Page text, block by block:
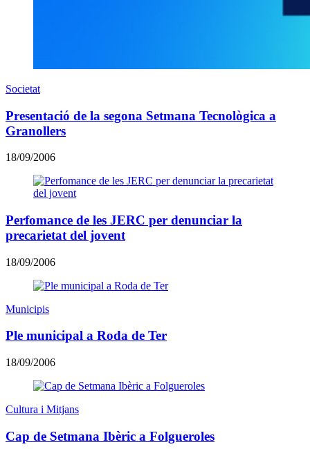
Societat
Presentació de la segona Setmana Tecnològica a
Granollers
18/09/2006
Perfomance de les JERC per denunciar la
precarietat del jovent
18/09/2006
Municipis
Ple municipal a Roda de Ter
18/09/2006
Cultura i Mitjans
Cap de Setmana Ibèric a Folgueroles